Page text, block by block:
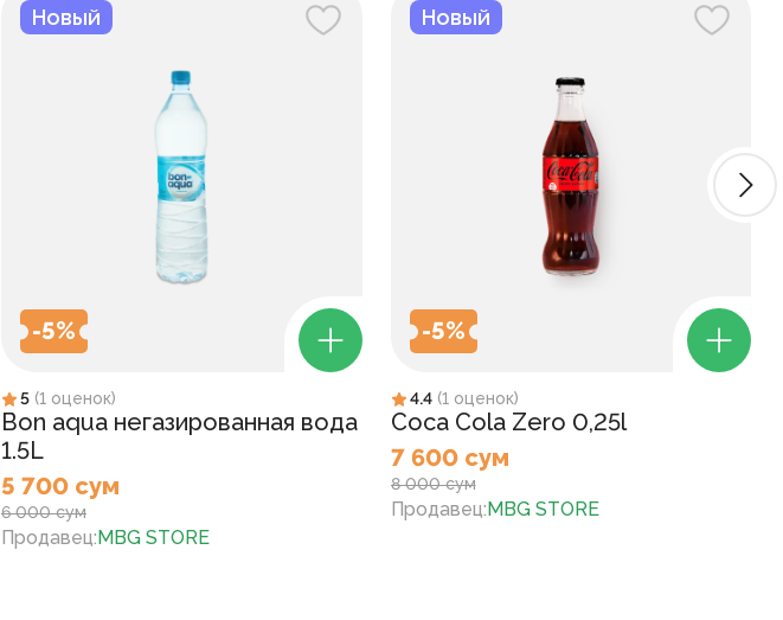
-5%
Новый
5 (1 оценок)
Bon aqua негазированная вода
1.5L
5 700 сум
6 000 сум
Продавец:MBG STORE
-5%
Новый
4.4 (1 оценок)
Coca Cola Zero 0,25l
7 600 сум
8 000 сум
Продавец:MBG STORE